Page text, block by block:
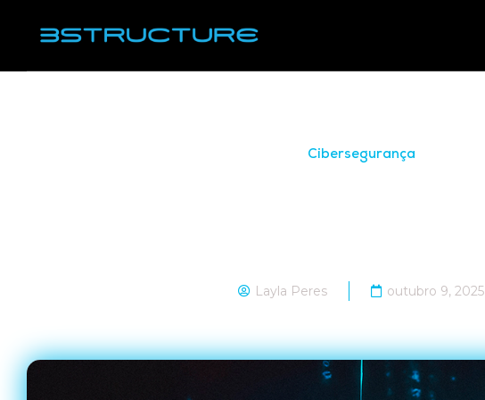
Cibersegurança
Layla Peres outubro 9, 2025